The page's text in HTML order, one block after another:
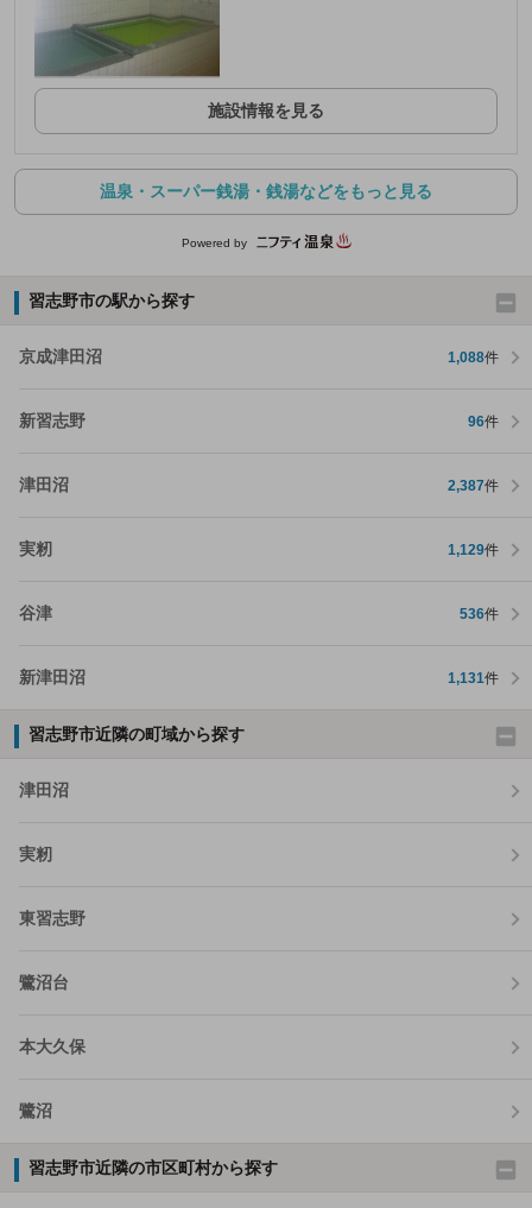
施設情報を見る
温泉・スーパー銭湯・銭湯などをもっと見る
Powered by
習志野市の駅から探す
京成津田沼 1,088件
新習志野 96件
津田沼 2,387件
実籾 1,129件
谷津 536件
新津田沼 1,131件
習志野市近隣の町域から探す
津田沼
実籾
東習志野
鷺沼台
本大久保
鷺沼
習志野市近隣の市区町村から探す